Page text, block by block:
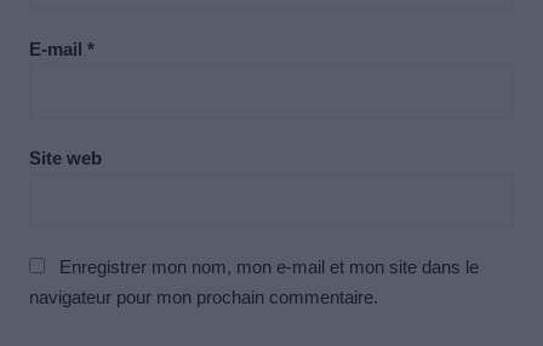
E-mail *
Site web
Enregistrer mon nom, mon e-mail et mon site dans le
navigateur pour mon prochain commentaire.